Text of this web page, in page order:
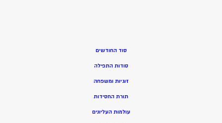
סוד החודשים
סודות התפילה
זוגיות ומשפחה
תורת החסידות
עולמות העליונים